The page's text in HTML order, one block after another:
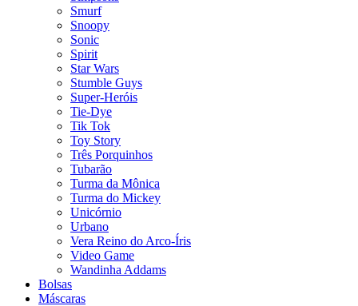
Smurf
Snoopy
Sonic
Spirit
Star Wars
Stumble Guys
Super-Heróis
Tie-Dye
Tik Tok
Toy Story
Três Porquinhos
Tubarão
Turma da Mônica
Turma do Mickey
Unicórnio
Urbano
Vera Reino do Arco-Íris
Video Game
Wandinha Addams
Bolsas
Máscaras